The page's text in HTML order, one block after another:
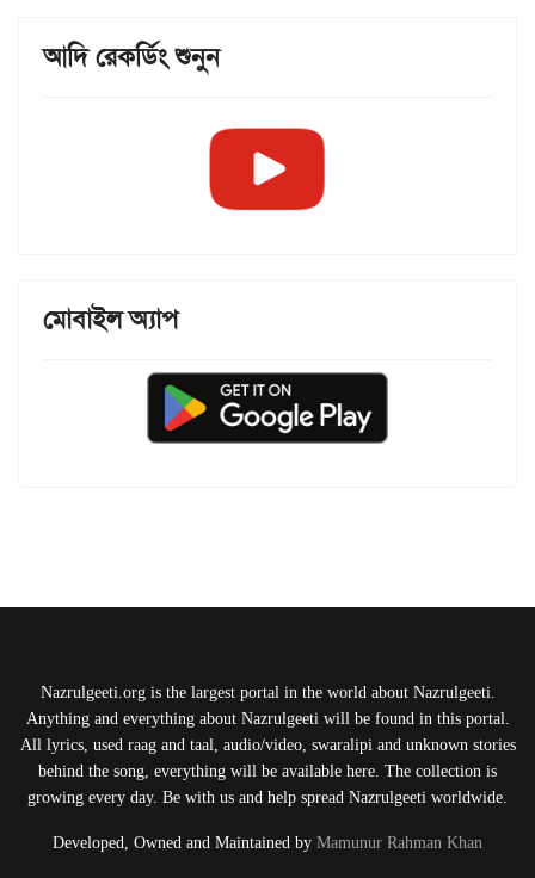
আদি রেকর্ডিং শুনুন
মোবাইল অ্যাপ
Nazrulgeeti.org is the largest portal in the world about Nazrulgeeti.
Anything and everything about Nazrulgeeti will be found in this portal.
All lyrics, used raag and taal, audio/video, swaralipi and unknown stories
behind the song, everything will be available here. The collection is
growing every day. Be with us and help spread Nazrulgeeti worldwide.
Developed, Owned and Maintained by Mamunur Rahman Khan